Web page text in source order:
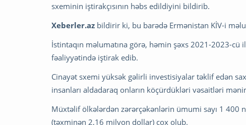
sxeminin iştirakçısının həbs edildiyini bildirib.
Xeberler.az bildirir ki, bu barədə Ermənistan KİV-i
İstintaqın məlumatına görə, həmin şəxs 2021-2023-
fəaliyyətində iştirak edib.
Cinayət sxemi yüksək gəlirli investisiyalar təklif edən
insanları aldadaraq onların köçürdükləri vəsaitləri
Müxtəlif ölkələrdən zərərçəkənlərin ümumi sayı 1 400
(təxminən 2,16 milyon dollar) çox olub.